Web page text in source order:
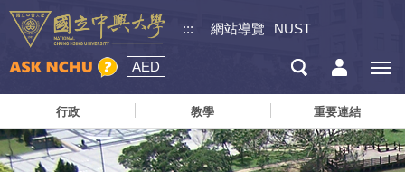
::: 網站導覽 NUST
AED
行政 教學 重要連結